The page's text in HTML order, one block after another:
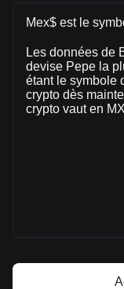
capitalisation
trading de Pepe a
(Mex$-
24 heures. Lors
trading de PEPE
Mex$ est le
Les données de
devise Pepe la
étant le symbole
crypto dès
crypto vaut en